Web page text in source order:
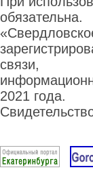
обязательна.
связи,
2021 года.